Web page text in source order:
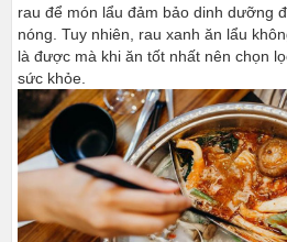
rau để món lẩu đảm bảo dinh dưỡng
nóng. Tuy nhiên, rau xanh ăn lẩu
là được mà khi ăn tốt nhất nên chọn
sức khỏe.